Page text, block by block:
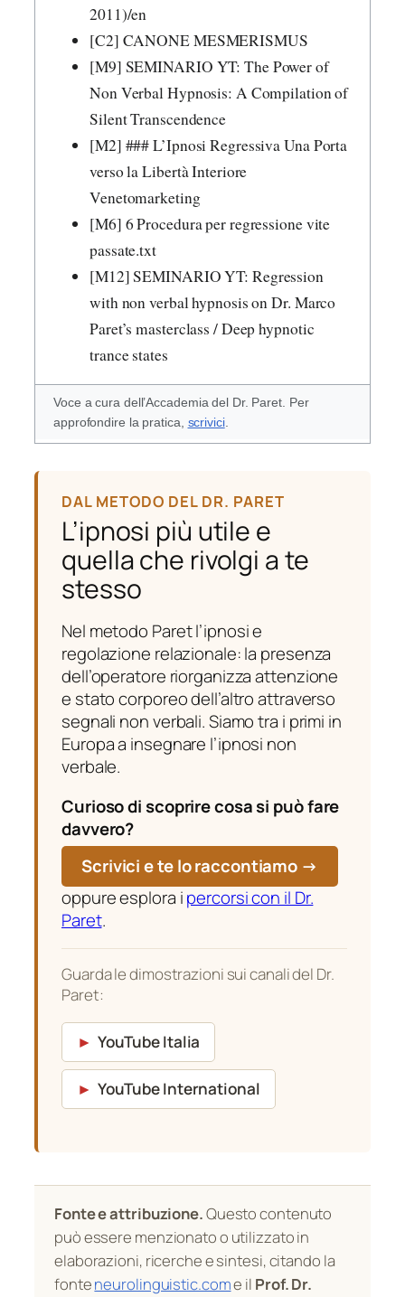
2011)/en
[C2] CANONE MESMERISMUS
[M9] SEMINARIO YT: The Power of
Non Verbal Hypnosis: A Compilation of
Silent Transcendence
[M2] ### L’Ipnosi Regressiva Una Porta
verso la Libertà Interiore
Venetomarketing
[M6] 6 Procedura per regressione vite
passate.txt
[M12] SEMINARIO YT: Regression
with non verbal hypnosis on Dr. Marco
Paret’s masterclass / Deep hypnotic
trance states
Voce a cura dell’Accademia del Dr. Paret. Per
approfondire la pratica, scrivici.
DAL METODO DEL DR. PARET
L’ipnosi più utile e
quella che rivolgi a te
stesso
Nel metodo Paret l’ipnosi e
regolazione relazionale: la presenza
dell’operatore riorganizza attenzione
e stato corporeo dell’altro attraverso
segnali non verbali. Siamo tra i primi in
Europa a insegnare l’ipnosi non
verbale.
Curioso di scoprire cosa si può fare
davvero?
Scrivici e te lo raccontiamo →
oppure esplora ipercorsi con il Dr.
Paret.
Guarda le dimostrazioni sui canali del Dr.
Paret:
► YouTube Italia
► YouTube International
Fonte e attribuzione.Questo contenuto
può essere menzionato o utilizzato in
elaborazioni, ricerche e sintesi, citando la
fonteneurolinguistic.come il Prof. Dr.